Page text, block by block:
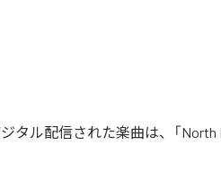
タル配信された楽曲は、「North